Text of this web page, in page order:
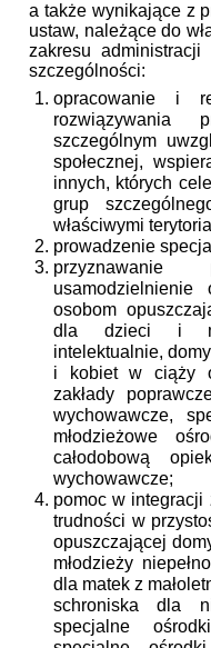
a także wynikające z
ustaw, należące do
zakresu
szczególności:
opracowanie i
rozwiązywania
szczególnym
społecznej,
innych, których
grup
właściwymi
prowadzenie
osobom
dla dzieci i
intelektualnie,
i kobiet w ciąży
zakłady
wychowawcze,
młodzieżowe
całodobową
wychowawcze;
pomoc w integracji
trudności w
opuszczającej
młodzieży
dla matek z
schroniska dla
specjalne